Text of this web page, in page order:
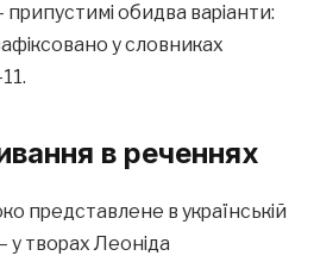
обидва варіанти:
у словниках
в реченнях
представлене в українській
у творах Леоніда